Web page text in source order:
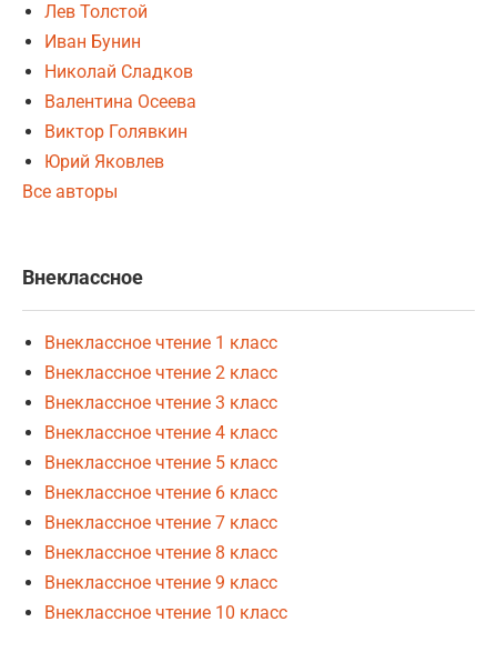
Лев Толстой
Иван Бунин
Николай Сладков
Валентина Осеева
Виктор Голявкин
Юрий Яковлев
Все авторы
Внеклассное
Внеклассное чтение 1 класс
Внеклассное чтение 2 класс
Внеклассное чтение 3 класс
Внеклассное чтение 4 класс
Внеклассное чтение 5 класс
Внеклассное чтение 6 класс
Внеклассное чтение 7 класс
Внеклассное чтение 8 класс
Внеклассное чтение 9 класс
Внеклассное чтение 10 класс